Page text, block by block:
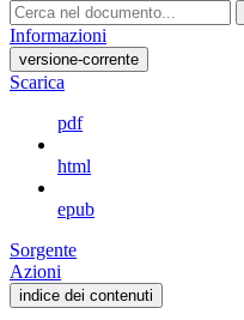
Informazioni
versione-corrente
Scarica
pdf
html
epub
Sorgente
Azioni
indice dei contenuti